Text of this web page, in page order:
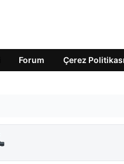
Forum Çerez Politikası